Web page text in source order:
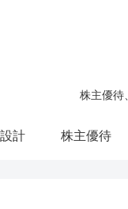
株主優待
計 株主優待